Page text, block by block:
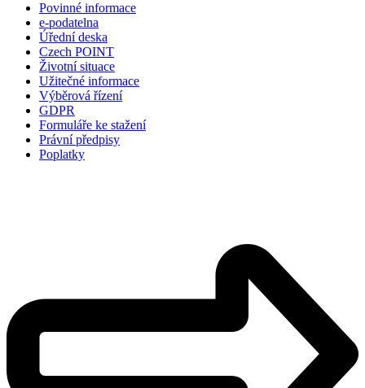
Povinné informace
e-podatelna
Úřední deska
Czech POINT
Životní situace
Užitečné informace
Výběrová řízení
GDPR
Formuláře ke stažení
Právní předpisy
Poplatky